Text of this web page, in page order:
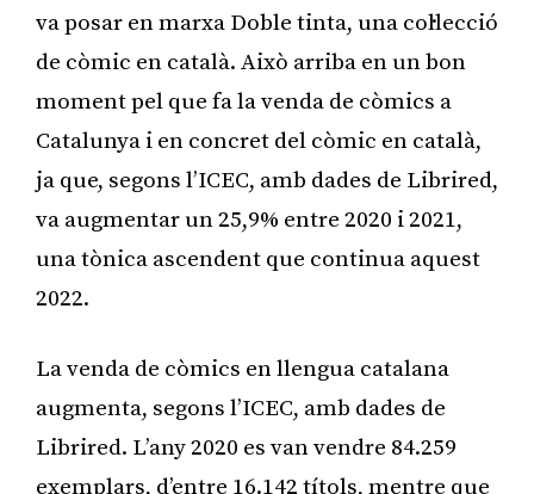
va posar en marxa Doble tinta, una col·lecció
de còmic en català. Això arriba en un bon
moment pel que fa la venda de còmics a
Catalunya i en concret del còmic en català,
ja que, segons l’ICEC, amb dades de Librired,
va augmentar un 25,9% entre 2020 i 2021,
una tònica ascendent que continua aquest
2022.
La venda de còmics en llengua catalana
augmenta, segons l’ICEC, amb dades de
Librired. L’any 2020 es van vendre 84.259
exemplars, d’entre 16.142 títols, mentre que